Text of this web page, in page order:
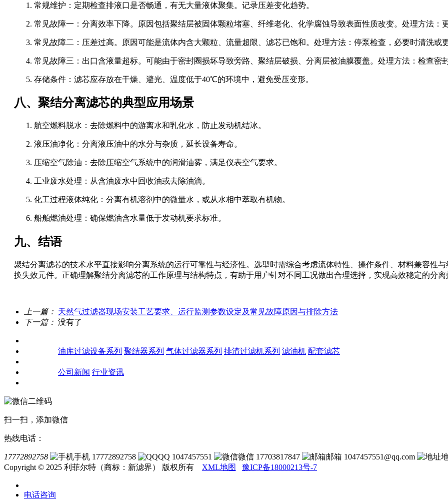
常规维护：定期检查排液口是否畅通，有无大量液体聚集。记录压差变化趋势。
常见故障一：分离效率下降。原因包括聚结层被固体颗粒堵塞、纤维老化、化学腐蚀导致表面性质改变。处理方法：
常见故障二：压差过高。原因可能是流体内含大颗粒、流量超限、滤芯已饱和。处理方法：停泵检查，必要时清洗或更
常见故障三：出口含液量超标。可能由于密封圈损坏导致旁路、聚结层破损、分离层被油膜覆盖。处理方法：检查密
存储条件：滤芯应存放在干燥、避光、温度低于40℃的环境中，避免受压变形。
八、聚结分离滤芯的典型应用场景
航空燃料脱水：去除燃料中的游离水和乳化水，防止发动机结冰。
液压油净化：分离液压油中的水分与杂质，延长设备寿命。
压缩空气除油：去除压缩空气系统中的润滑油雾，满足仪表空气要求。
工业废水处理：从含油废水中回收油或去除油滴。
化工过程液体纯化：分离有机溶剂中的微量水，或从水相中萃取有机物。
船舶燃油处理：确保燃油含水量低于发动机要求标准。
九、结语
聚结分离滤芯的技术水平直接影响分离系统的运行可靠性与经济性。选型时需综合考虑流体特性、操作条件、材料兼容性
换失效元件。正确理解聚结分离滤芯的工作原理与结构特点，有助于用户针对不同工况做出合理选择，实现高效稳定的分离
上一篇： 天然气过滤器现场安装工艺要求、运行监测参数设定及常见故障原因与排除方法
下一篇： 没有了
油库过滤设备系列 聚结器系列 气体过滤器系列 排渣过滤机系列 滤油机 配套滤芯
公司新闻 行业资讯
扫一扫，添加微信
热线电话：
17772892758 手机 17772892758 QQ 1047457551 微信 17703817847 邮箱 1047457551@qq.com
Copyright © 2025 利菲尔特（商标：新滤界） 版权所有 XML地图 豫ICP备18000213号-7
电话咨询